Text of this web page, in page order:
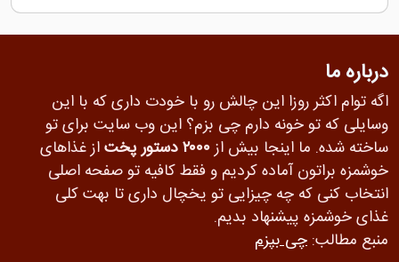
درباره ما
اگه توام اکثر روزا این چالش رو با خودت داری که با این
وسایلی که تو خونه دارم چی بزم؟ این وب سایت برای تو
ساخته شده. ما اینجا بیش از۲۰۰۰ دستور پخت
از غذاهای
خوشمزه براتون آماده کردیم و فقط کافیه تو صفحه اصلی
انتخاب کنی که چه چیزایی تو یخچال داری تا بهت کلی
غذای خوشمزه پیشنهاد بدیم.
منبع مطالب: چی بپزم